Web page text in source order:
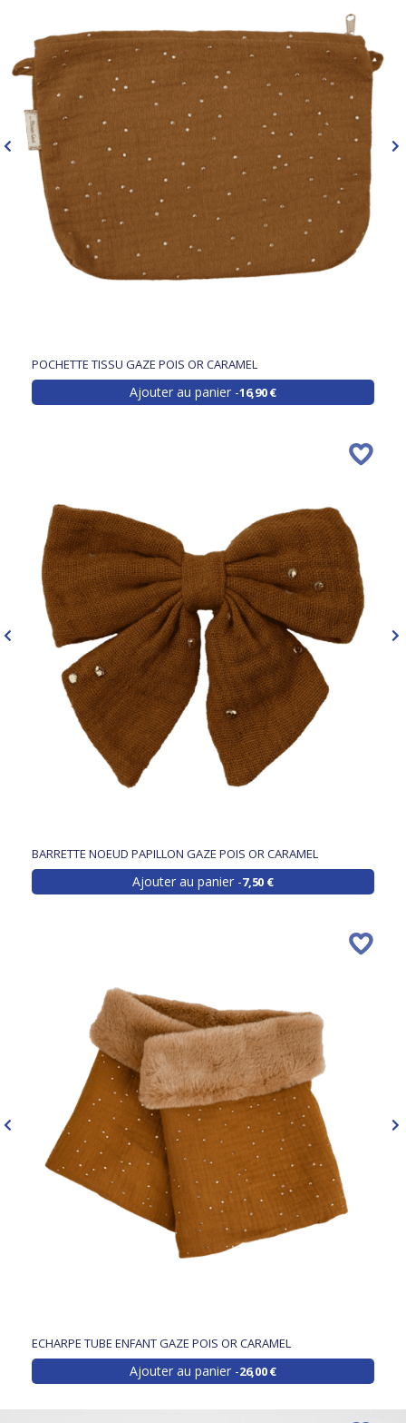
POCHETTE TISSU GAZE POIS OR CARAMEL
Ajouter au panier 16,90 €
BARRETTE NOEUD PAPILLON GAZE POIS OR CARAMEL
Ajouter au panier 7,50 €
ECHARPE TUBE ENFANT GAZE POIS OR CARAMEL
Ajouter au panier 26,00 €